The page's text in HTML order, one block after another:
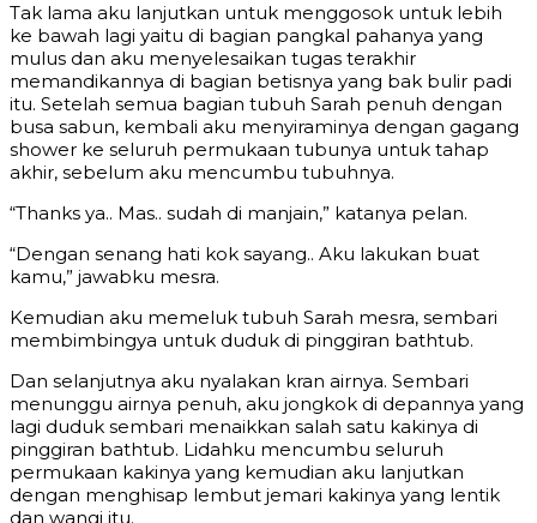
Tak lama aku lanjutkan untuk menggosok untuk lebih
ke bawah lagi yaitu di bagian pangkal pahanya yang
mulus dan aku menyelesaikan tugas terakhir
memandikannya di bagian betisnya yang bak bulir padi
itu. Setelah semua bagian tubuh Sarah penuh dengan
busa sabun, kembali aku menyiraminya dengan gagang
shower ke seluruh permukaan tubunya untuk tahap
akhir, sebelum aku mencumbu tubuhnya.
“Thanks ya.. Mas.. sudah di manjain,” katanya pelan.
“Dengan senang hati kok sayang.. Aku lakukan buat
kamu,” jawabku mesra.
Kemudian aku memeluk tubuh Sarah mesra, sembari
membimbingya untuk duduk di pinggiran bathtub.
Dan selanjutnya aku nyalakan kran airnya. Sembari
menunggu airnya penuh, aku jongkok di depannya yang
lagi duduk sembari menaikkan salah satu kakinya di
pinggiran bathtub. Lidahku mencumbu seluruh
permukaan kakinya yang kemudian aku lanjutkan
dengan menghisap lembut jemari kakinya yang lentik
dan wangi itu.